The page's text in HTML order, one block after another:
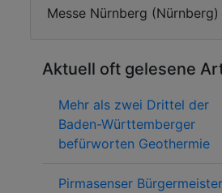
Messe Nürnberg (Nürnberg)
Aktuell oft gelesene
Mehr als zwei Drittel der
Baden-Württemberger
befürworten Geothermie
Pirmasenser Bürgermeister